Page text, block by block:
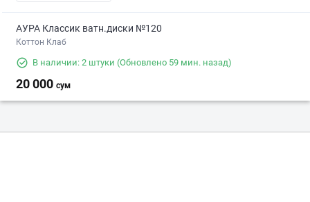
АУРА Классик ватн.диски №120
Коттон Клаб
В наличии: 2 штуки (Обновлено 59 мин. назад)
20 000 сум